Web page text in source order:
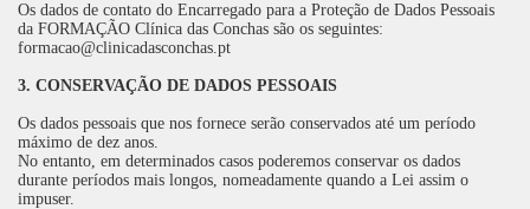
Os dados de contato do Encarregado para a Proteção de Dados Pessoais
da FORMAÇÃO Clínica das Conchas são os seguintes:
formacao@clinicadasconchas.pt
3. CONSERVAÇÃO DE DADOS PESSOAIS
Os dados pessoais que nos fornece serão conservados até um período
máximo de dez anos.
No entanto, em determinados casos poderemos conservar os dados
durante períodos mais longos, nomeadamente quando a Lei assim o
impuser.